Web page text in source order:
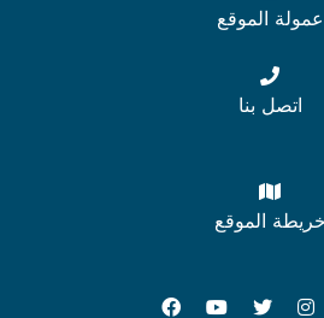
عمولة الموقع
اتصل بنا
خريطة الموقع